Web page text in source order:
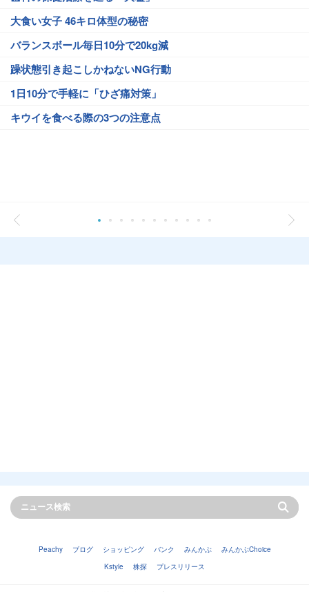
大食い女子 46キロ体型の秘密
バランスボール毎日10分で20kg減
躁状態引き起こしかねないNG行動
1日10分で手軽に「ひざ痛対策」
キウイを食べる際の3つの注意点
Peachy ブログ ショッピング バンク みんかぶ
みんかぶChoice
Kstyle
株探 プレスリリース